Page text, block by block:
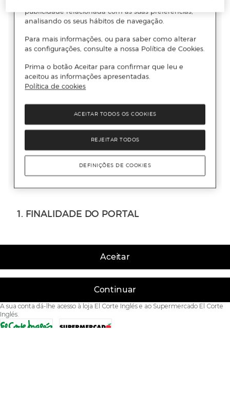
Aceitar
Continuar
A sua conta dá-lhe acesso à loja El Corte Inglés e ao Supermercado El Corte
Inglés.